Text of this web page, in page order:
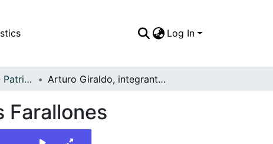
Log In
FFDO - Escenario - Patrimonial Arturo Giraldo, integrante del grupo musical Los Farallones
Farallones